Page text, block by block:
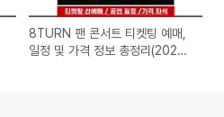
8TURN 팬 콘서트 티켓팅 예매,
일정 및 가격 정보 총정리(2026